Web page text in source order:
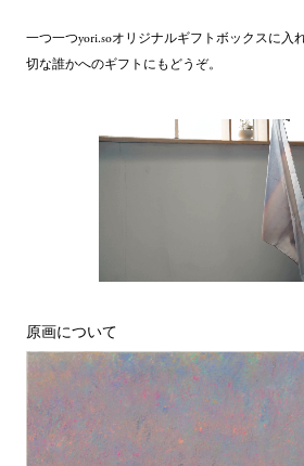
一つ一つyori.soオリジナルギフトボックスに入
切な誰かへのギフトにもどうぞ。
原画について